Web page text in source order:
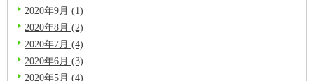
2020年9月 (1)
2020年8月 (2)
2020年7月 (4)
2020年6月 (3)
2020年5月 (4)